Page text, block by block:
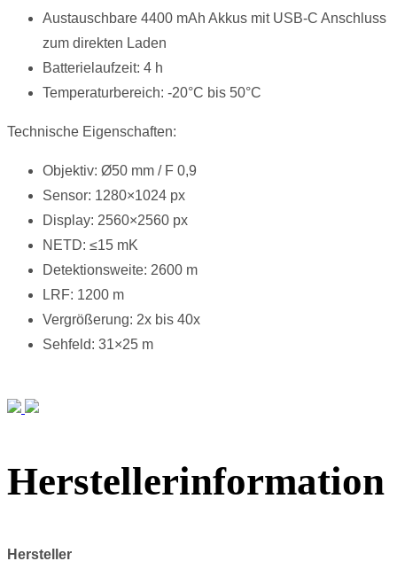
Austauschbare 4400 mAh Akkus mit USB-C Anschluss
zum direkten Laden
Batterielaufzeit: 4 h
Temperaturbereich: -20°C bis 50°C
Technische Eigenschaften:
Objektiv: Ø50 mm / F 0,9
Sensor: 1280×1024 px
Display: 2560×2560 px
NETD: ≤15 mK
Detektionsweite: 2600 m
LRF: 1200 m
Vergrößerung: 2x bis 40x
Sehfeld: 31×25 m
Herstellerinformation
Hersteller